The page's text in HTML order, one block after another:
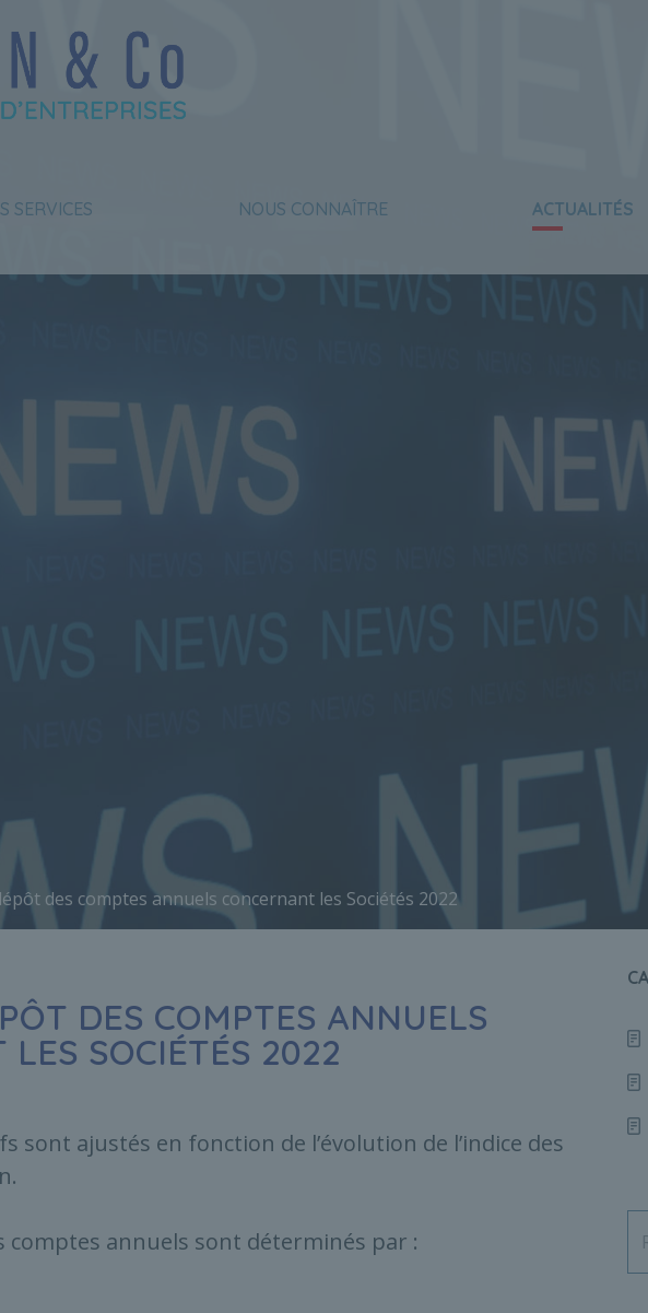
SERVICES NOUS CONNAÎTRE ACTUALITÉS
des comptes annuels concernant les Sociétés 2022
DES COMPTES ANNUELS
LES SOCIÉTÉS 2022
sont ajustés en fonction de l’évolution de l’indice des
comptes annuels sont déterminés par :